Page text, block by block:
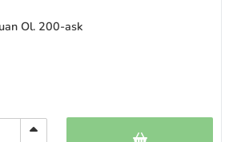
Ol. 200-ask